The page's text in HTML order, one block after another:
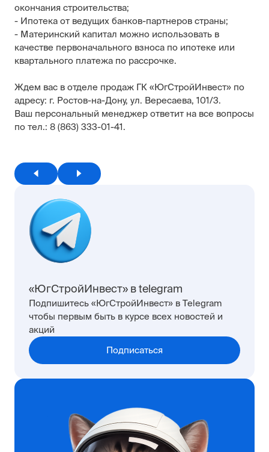
окончания строительства;
- Ипотека от ведущих банков-партнеров страны;
- Материнский капитал можно использовать в
качестве первоначального взноса по ипотеке или
квартального платежа по рассрочке.
Ждем вас в отделе продаж ГК «ЮгСтройИнвест» по
адресу: г. Ростов-на-Дону, ул. Вересаева, 101/3.
Ваш персональный менеджер ответит на все вопросы
по тел.: 8 (863) 333-01-41.
«ЮгСтройИнвест» в telegram
Подпишитесь «ЮгСтройИнвест» в Telegram
чтобы первым быть в курсе всех новостей и
акций
Подписаться